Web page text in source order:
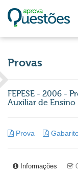
Provas
FEPESE - 2006 -
Auxiliar de
Prova
Informações